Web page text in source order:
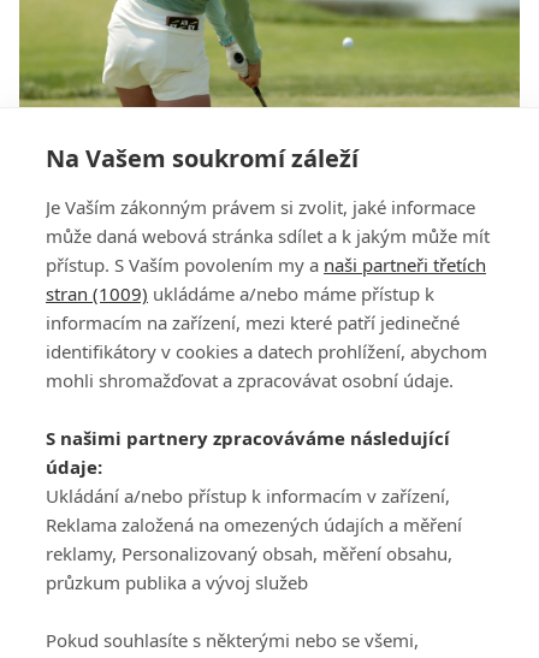
Na Vašem soukromí záleží
Je Vaším zákonným právem si zvolit, jaké informace
může daná webová stránka sdílet a k jakým může mít
přístup. S Vaším povolením my a naši partneři třetích
stran (1009) ukládáme a/nebo máme přístup k
informacím na zařízení, mezi které patří jedinečné
identifikátory v cookies a datech prohlížení, abychom
mohli shromažďovat a zpracovávat osobní údaje.
S našimi partnery zpracováváme následující
údaje:
Ukládání a/nebo přístup k informacím v zařízení,
Reklama založená na omezených údajích a měření
reklamy, Personalizovaný obsah, měření obsahu,
průzkum publika a vývoj služeb
Pokud souhlasíte s některými nebo se všemi,
Korda v Minnesotě zklamala především sama
sebe, teď si zajede do Prahy
Všeobecné obchodní
podmínky služby
GolfExtra.cz Premium
Podmínky zpracování
osobních údajů při
GolfExtra
ATV CZ, s.r.o.
140 00 Praha 4